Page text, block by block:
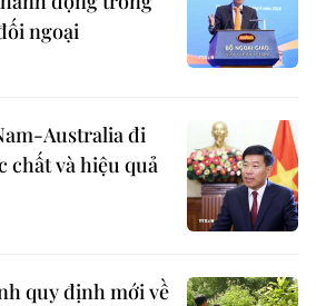
ngoại
Australia đi
chất và hiệu quả
quy định mới về